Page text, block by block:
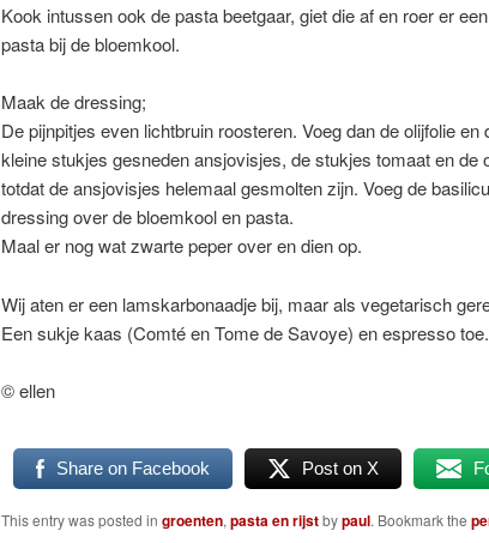
Kook intussen ook de pasta beetgaar, giet die af en roer er
pasta bij de bloemkool.
Maak de dressing;
De pijnpitjes even lichtbruin roosteren. Voeg dan de olijfolie
kleine stukjes gesneden ansjovisjes, de stukjes tomaat en de
totdat de ansjovisjes helemaal gesmolten zijn. Voeg de
dressing over de bloemkool en pasta.
Maal er nog wat zwarte peper over en dien op.
Wij aten er een lamskarbonaadje bij, maar als vegetarisch
Een sukje kaas (Comté en Tome de Savoye) en espresso toe.
© ellen
Share on Facebook Post on X
This entry was posted in groenten,pasta en rijstbypaul. Bookmark the